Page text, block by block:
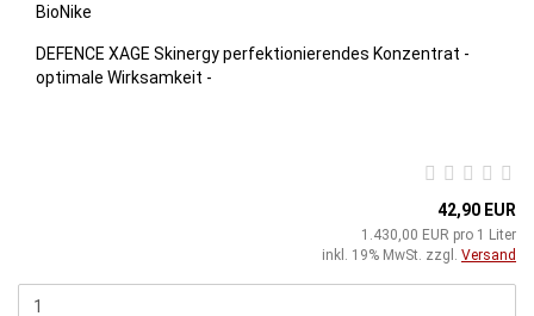
BioNike
DEFENCE XAGE Skinergy perfektionierendes Konzentrat -
optimale Wirksamkeit -
42,90 EUR
1.430,00 EUR pro 1 Liter
inkl. 19% MwSt. zzgl. Versand